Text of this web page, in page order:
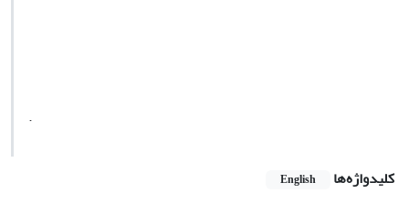
.
کلیدواژه‌ها English